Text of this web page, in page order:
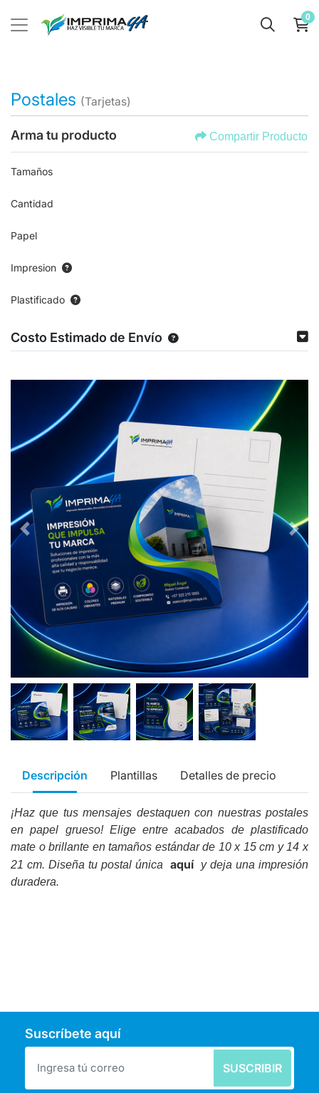
0
Postales (Tarjetas)
Arma tu producto Compartir Producto
Tamaños
Cantidad
Papel
Impresion
Plastificado
Costo Estimado de Envío
Descripción Plantillas Detalles de precio
¡Haz que tus mensajes destaquen con nuestras postales
en papel grueso! Elige entre acabados de plastificado
mate o brillante en tamaños estándar de 10 x 15 cm y 14 x
21 cm. Diseña tu postal única
aquí
y deja una impresión
duradera.
Suscríbete aquí
SUSCRIBIR